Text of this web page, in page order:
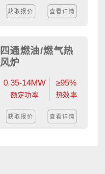
获取报价 查看详情
四通燃油/燃气热
风炉
0.35-14MW
额定功率
≥95%
热效率
获取报价 查看详情